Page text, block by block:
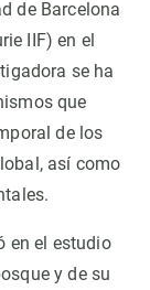
de Barcelona
IIF) en el
se ha
que
de los
así como
en el estudio
y de su